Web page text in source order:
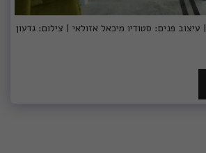
לובאים Briga Towers | עיצוב פנים: סטודיו מיכאל אזולאי | צילום: גדעון